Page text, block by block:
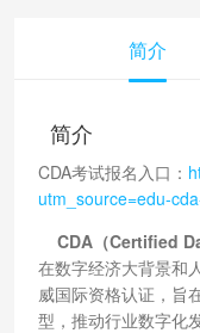
简介
简介
CDA考试报名入口：
utm_source=edu-
CDA（Certified
在数字经济大背景和
威国际资格认证，旨
型，推动行业数字化发